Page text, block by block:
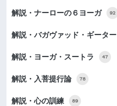
解説・ナーローの６ヨーガ 92
解説・バガヴァッド・ギーター
解説・ヨーガ・スートラ 47
解説・入菩提行論 78
解説・心の訓練 89